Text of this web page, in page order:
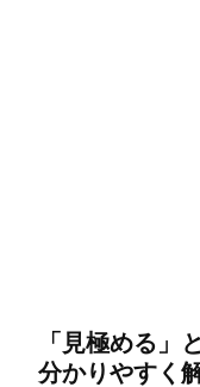
「見極める」
分かりやすく